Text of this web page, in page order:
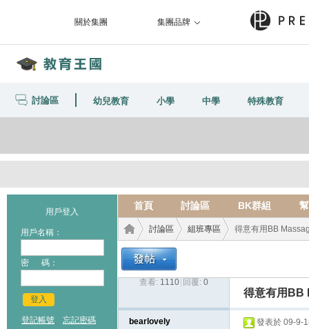
關於集團 集團品牌
討論區 幼兒教育 小學 中學 特殊教育
用戶登入
用戶名稱：
密 碼：
登入
登記帳號 忘記密碼
首頁 討論區 BK群組
討論區
›
組班專區 得意有用BB
查看: 1110 回覆: 0
得意有用BB
bearlovely 發表於 09-9-